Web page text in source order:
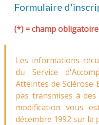
Formulaire
(*) = champ
Les informations
du Service
Atteintes de Sclérose
pas transmises à
modification vous
décembre 1992 sur la